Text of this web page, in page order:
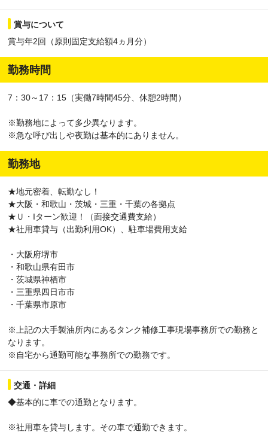
賞与について
賞与年2回（原則固定支給額4ヵ月分）
勤務時間
7：30～17：15（実働7時間45分、休憩2時間）
※勤務地によって多少異なります。
※急な呼び出しや夜勤は基本的にありません。
勤務地
★地元密着、転勤なし！
★大阪・和歌山・茨城・三重・千葉の各拠点
★Ｕ・Iターン歓迎！（面接交通費支給）
★社用車貸与（出勤利用OK）、駐車場費用支給
・大阪府堺市
・和歌山県有田市
・茨城県神栖市
・三重県四日市市
・千葉県市原市
※上記の大手製油所内にあるタンク補修工事現場事務所での勤務と
なります。
※自宅から通勤可能な事務所での勤務です。
交通・詳細
◆基本的に車での通勤となります。
※社用車を貸与します。その車で通勤できます。